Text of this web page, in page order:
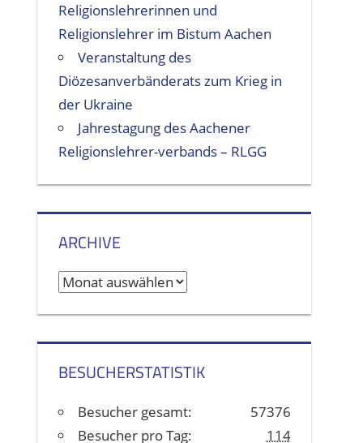
Religionslehrerinnen und
Religionslehrer im Bistum Aachen
Veranstaltung des
Diözesanverbänderats zum Krieg in
der Ukraine
Jahrestagung des Aachener
Religionslehrer-verbands – RLGG
ARCHIVE
A
iBESUCHERSTATISTIK
57376
Besucher gesamt:
114
Besucher pro Tag: